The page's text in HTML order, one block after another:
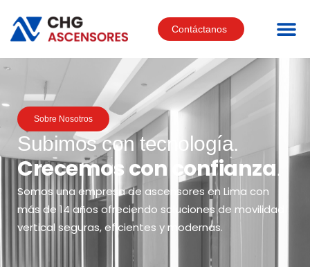
Contáctanos
Sobre Nosotros
Subimos con tecnología.
Crecemos con confianza.
Somos una empresa de ascensores en Lima con
más de 14 años ofreciendo soluciones de movilidad
vertical seguras, eficientes y modernas.